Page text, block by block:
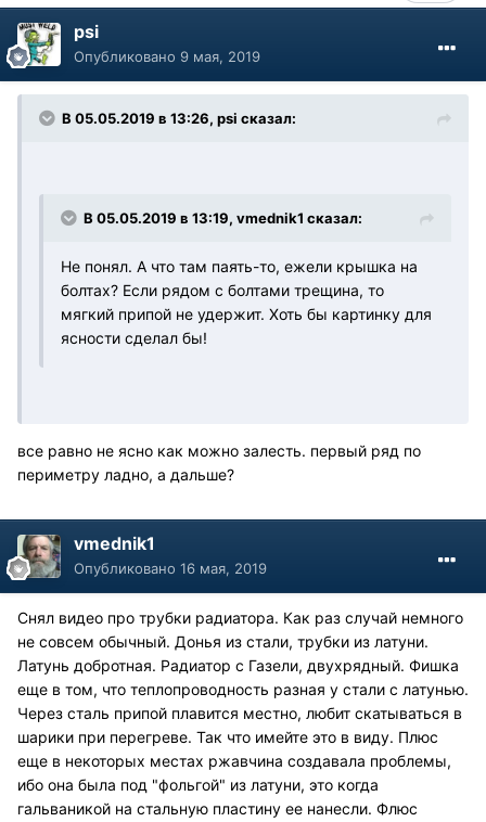
psi
Опубликовано 9 мая, 2019
В 05.05.2019 в 13:26, psi сказал:
В 05.05.2019 в 13:19, vmednik1 сказал:
Не понял. А что там паять-то, ежели крышка на
болтах? Если рядом с болтами трещина, то
мягкий припой не удержит. Хоть бы картинку для
ясности сделал бы!
все равно не ясно как можно залесть. первый ряд по
периметру ладно, а дальше?
vmednik1
Опубликовано 16 мая, 2019
Снял видео про трубки радиатора. Как раз случай немного
не совсем обычный. Донья из стали, трубки из латуни.
Латунь добротная. Радиатор с Газели, двухрядный. Фишка
еще в том, что теплопроводность разная у стали с латунью.
Через сталь припой плавится местно, любит скатываться в
шарики при перегреве. Так что имейте это в виду. Плюс
еще в некоторых местах ржавчина создавала проблемы,
ибо она была под "фольгой" из латуни, это когда
гальваникой на стальную пластину ее нанесли. Флюс